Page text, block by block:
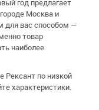
год предлагает
Москва и
для вас способом —
товар
наиболее
Рексант по низкой
характеристики.